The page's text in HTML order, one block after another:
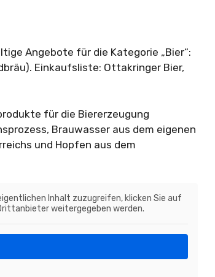
Angebote für die Kategorie „Bier“:
Einkaufsliste: Ottakringer Bier,
für die Biererzeugung
Brauwasser aus dem eigenen
und Hopfen aus dem
Inhalt zuzugreifen, klicken Sie auf
weitergegeben werden.